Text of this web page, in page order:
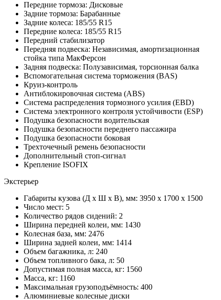
Передние тормоза: Дисковые
Задние тормоза: Барабанные
Задние колеса: 185/55 R15
Передние колеса: 185/55 R15
Передний стабилизатор
Передняя подвеска: Независимая, амортизационная
стойка типа МакФерсон
Задняя подвеска: Полузависимая, торсионная балка
Вспомогательная система торможения (BAS)
Круиз-контроль
Антиблокировочная система (ABS)
Система распределения тормозного усилия (EBD)
Система электронного контроля устойчивости (ESP)
Подушка безопасности водительская
Подушка безопасности переднего пассажира
Подушка безопасности боковая
Трехточечный ремень безопасности
Дополнительный стоп-сигнал
Крепление ISOFIX
Экстерьер
Габариты кузова (Д x Ш x В), мм: 3950 x 1700 x 1500
Число мест: 5
Количество рядов сидений: 2
Ширина передней колеи, мм: 1430
Колесная база, мм: 2476
Ширина задней колеи, мм: 1414
Объем багажника, л: 240
Объем топливного бака, л: 50
Допустимая полная масса, кг: 1560
Масса, кг: 1160
Максимальная грузоподъёмность: 400
Алюминиевые колесные диски